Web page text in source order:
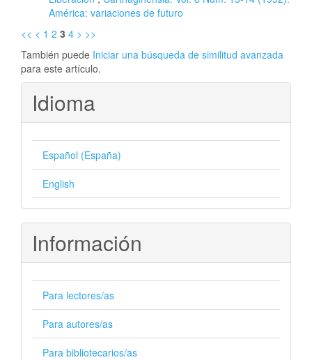
América: variaciones de futuro
<< < 1 2 3 4 > >>
También puede Iniciar una búsqueda de similitud avanzada
para este artículo.
Idioma
Español (España)
English
Información
Para lectores/as
Para autores/as
Para bibliotecarios/as